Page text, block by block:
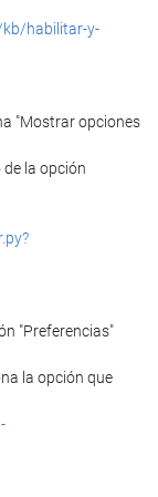
habilitar-y-
"Mostrar opciones
la opción
"Preferencias"
la opción que